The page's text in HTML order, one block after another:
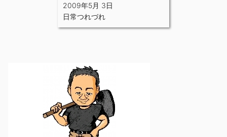
2009年5月 3日
日常つれづれ